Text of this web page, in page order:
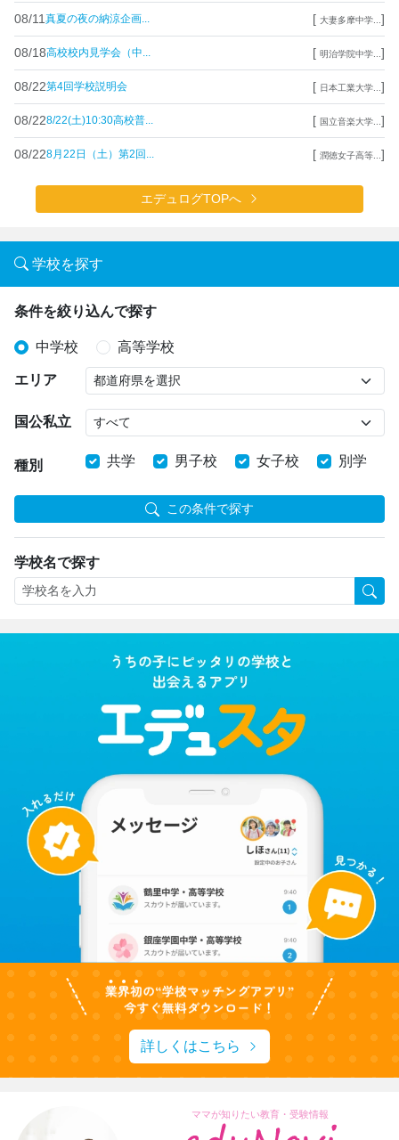
08/11 真夏の夜の納涼企画... [ 大妻多摩中学... ]
08/18高校校内見学会（中... [ 明治学院中学... ]
08/22第4回学校説明会 [ 日本工業大学... ]
08/228/22(土)10:30高校普... [ 国立音楽大学... ]
08/228月22日（土）第2回... [ 潤徳女子高等... ]
エデュログTOPへ
学校を探す
条件を絞り込んで探す
中学校 高等学校
エリア
国公私立
種別 共学 男子校 女子校 別学
この条件で探す
学校名で探す
詳しくはこちら
ママが知りたい教育・受験情報